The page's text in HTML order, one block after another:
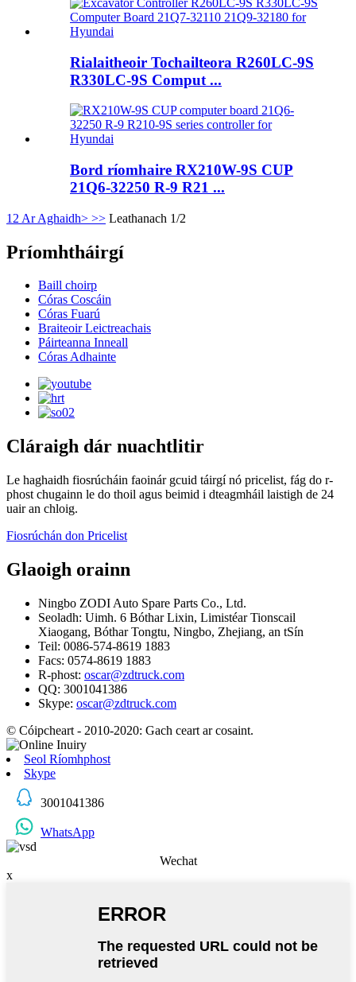
Rialaitheoir Tochailteora R260LC-9S
R330LC-9S Comput ...
Bord ríomhaire RX210W-9S CUP
21Q6-32250 R-9 R21 ...
1 2 Ar Aghaidh> >> Leathanach 1/2
Príomhtháirgí
Baill choirp
Córas Coscáin
Córas Fuarú
Braiteoir Leictreachais
Páirteanna Inneall
Córas Adhainte
Cláraigh dár nuachtlitir
Le haghaidh fiosrúcháin faoinár gcuid táirgí nó pricelist, fág do r-
phost chugainn le do thoil agus beimid i dteagmháil laistigh de 24
uair an chloig.
Fiosrúchán don Pricelist
Glaoigh orainn
Ningbo ZODI Auto Spare Parts Co., Ltd.
Seoladh: Uimh. 6 Bóthar Lixin, Limistéar Tionscail
Xiaogang, Bóthar Tongtu, Ningbo, Zhejiang, an tSín
Teil: 0086-574-8619 1883
Facs: 0574-8619 1883
R-phost: oscar@zdtruck.com
QQ: 3001041386
Skype: oscar@zdtruck.com
© Cóipcheart - 2010-2020: Gach ceart ar cosaint.
Seol Ríomhphost
Skype
3001041386
WhatsApp
Wechat
x